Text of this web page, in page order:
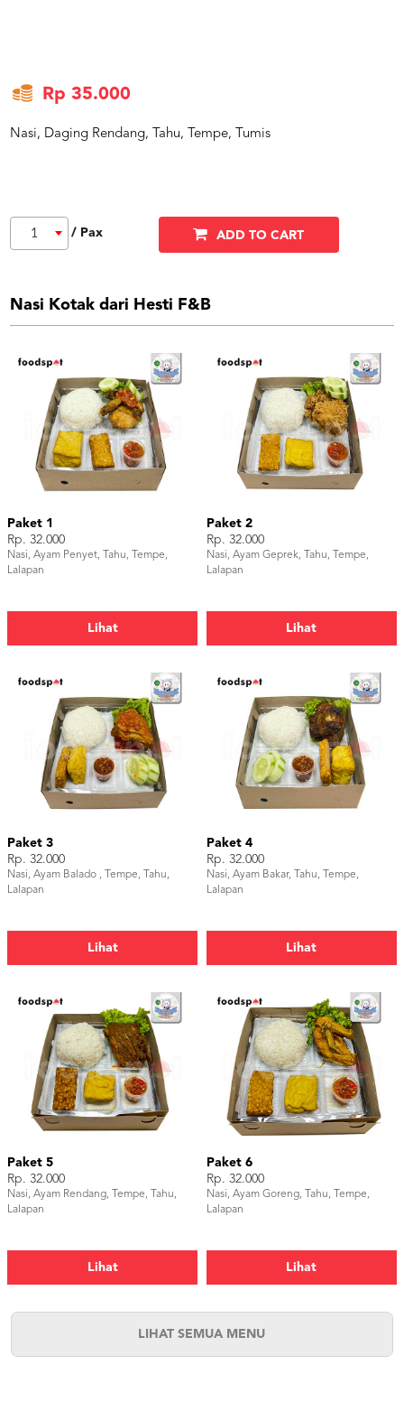
Rp 35.000
Nasi, Daging Rendang, Tahu, Tempe, Tumis
1 / Pax ADD TO CART
Nasi Kotak dari Hesti F&B
Paket 1
Rp. 32.000
Nasi, Ayam Penyet, Tahu, Tempe,
Lalapan
Lihat
Paket 2
Rp. 32.000
Nasi, Ayam Geprek, Tahu, Tempe,
Lalapan
Lihat
Paket 3
Rp. 32.000
Nasi, Ayam Balado , Tempe, Tahu,
Lalapan
Lihat
Paket 4
Rp. 32.000
Nasi, Ayam Bakar, Tahu, Tempe,
Lalapan
Lihat
Paket 5
Rp. 32.000
Nasi, Ayam Rendang, Tempe, Tahu,
Lalapan
Lihat
Paket 6
Rp. 32.000
Nasi, Ayam Goreng, Tahu, Tempe,
Lalapan
Lihat
LIHAT SEMUA MENU